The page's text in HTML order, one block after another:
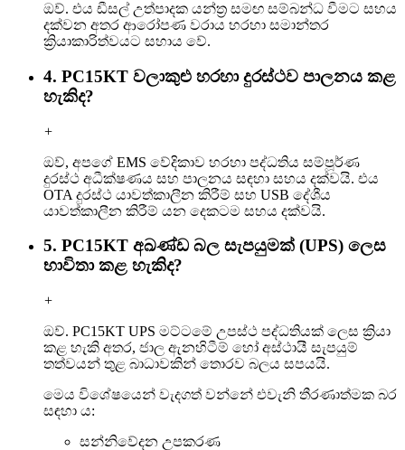
ඔව්. එය ඩීසල් උත්පාදක යන්ත්‍ර සමඟ සම්බන්ධ වීමට සහය
දක්වන අතර ආරෝපණ වරාය හරහා සමාන්තර
ක්‍රියාකාරිත්වයට සහාය වේ.
4. PC15KT වලාකුළු හරහා දුරස්ථව පාලනය කළ
හැකිද?
+
ඔව්, අපගේ EMS වේදිකාව හරහා පද්ධතිය සම්පූර්ණ
දුරස්ථ අධීක්ෂණය සහ පාලනය සඳහා සහය දක්වයි. එය
OTA දුරස්ථ යාවත්කාලීන කිරීම් සහ USB දේශීය
යාවත්කාලීන කිරීම් යන දෙකටම සහය දක්වයි.
5. PC15KT අඛණ්ඩ බල සැපයුමක් (UPS) ලෙස
භාවිතා කළ හැකිද?
+
ඔව්. PC15KT UPS මට්ටමේ උපස්ථ පද්ධතියක් ලෙස ක්‍රියා
කළ හැකි අතර, ජාල ඇනහිටීම් හෝ අස්ථායී සැපයුම්
තත්වයන් තුළ බාධාවකින් තොරව බලය සපයයි.
මෙය විශේෂයෙන් වැදගත් වන්නේ එවැනි තීරණාත්මක බර
සඳහා ය:
සන්නිවේදන උපකරණ